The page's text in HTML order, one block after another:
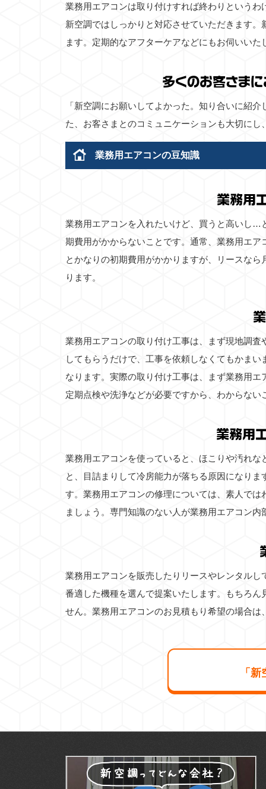
業務用エアコンは取り付けすれば終わりという
新空調ではしっかりと対応させていただきます
ます。定期的なアフターケアなどにもお伺いい
多くのお客さま
「新空調にお願いしてよかった。知り合いに紹
た、お客さまとのコミュニケーションも大切に
業務用エアコンの豆知識
業務用
業務用エアコンを入れたいけど、買うと高いし…
期費用がかからないことです。通常、業務用エ
とかなりの初期費用がかかりますが、リースな
ります。
業務用エアコンの取り付け工事は、まず現地調
してもらうだけで、工事を依頼しなくてもかま
なります。実際の取り付け工事は、まず業務用
定期点検や洗浄などが必要ですから、わからな
業務用
業務用エアコンを使っていると、ほこりや汚れ
と、目詰まりして冷房能力が落ちる原因になり
す。業務用エアコンの修理については、素人で
ましょう。専門知識のない人が業務用エアコン
業務用エアコンを販売したりリースやレンタル
番適した機種を選んで提案いたします。もちろ
せん。業務用エアコンのお見積もり希望の場合
「